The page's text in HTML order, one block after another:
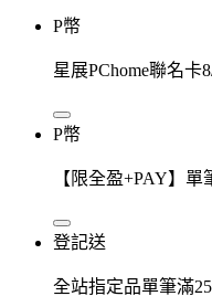
P幣
星展PChome聯名卡
P幣
【限全盈+PAY】單
登記送
全站指定品單筆滿